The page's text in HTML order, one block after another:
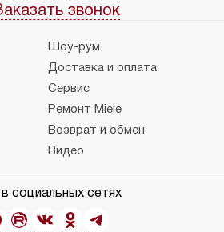
звонок
Шоу-рум
Доставка и оплата
Сервис
Ремонт Miele
Возврат и обмен
Видео
в социальных сетях